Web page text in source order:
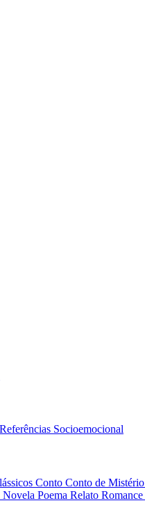
Referências Socioemocional
Conto Conto de Mistério
Novela Poema Relato Romance